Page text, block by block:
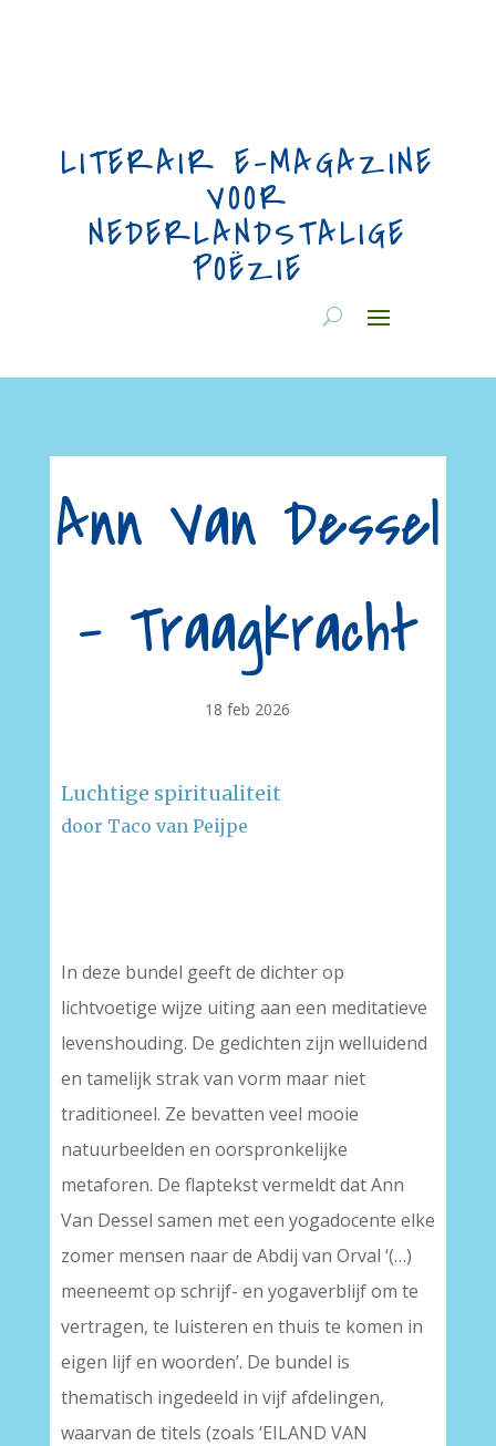
LITERAIR E-MAGAZINE
VOOR
NEDERLANDSTALIGE
POËZIE
Ann Van Dessel
– Traagkracht
18 feb 2026
Luchtige spiritualiteit
door Taco van Peijpe
In deze bundel geeft de dichter op
lichtvoetige wijze uiting aan een meditatieve
levenshouding. De gedichten zijn welluidend
en tamelijk strak van vorm maar niet
traditioneel. Ze bevatten veel mooie
natuurbeelden en oorspronkelijke
metaforen. De flaptekst vermeldt dat Ann
Van Dessel samen met een yogadocente elke
zomer mensen naar de Abdij van Orval ‘(…)
meeneemt op schrijf- en yogaverblijf om te
vertragen, te luisteren en thuis te komen in
eigen lijf en woorden’. De bundel is
thematisch ingedeeld in vijf afdelingen,
waarvan de titels (zoals ‘EILAND VAN